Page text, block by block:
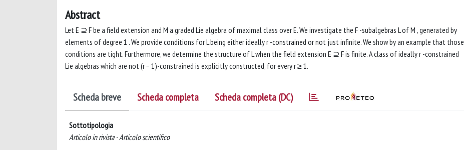
Abstract
Let E ⊇ F be a field extension and M a graded Lie algebra of maximal class over E. We investigate the F -subalgebras L of M , generated by
elements of degree 1 . We provide conditions for L being either ideally r -constrained or not just infinite. We show by an example that those
conditions are tight. Furthermore, we determine the structure of L when the field extension E ⊇ F is finite. A class of ideally r -constrained
Lie algebras which are not (r − 1)-constrained is explicitly constructed, for every r ≥ 1.
Scheda breve Scheda completa Scheda completa (DC)
Sottotipologia
Articolo in rivista - Articolo scientifico